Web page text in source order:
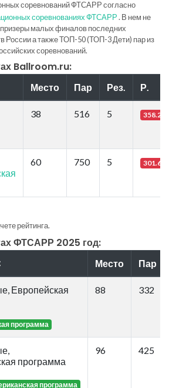
соревнований ФТСАРР согласно
соревнованиях ФТСАРР. В нем не
малых финалов последних
России а также ТОП-50 (ТОП-3 Дети) пар из
соревнований.
Ballroom.ru:
Место Пар Рез. Р.
38 516 5 358.28
60 750 5 301.67
рейтинга.
ФТСАРР 2025 год:
Место Пар
Европейская
программа
88 332
программа
программа
96 425